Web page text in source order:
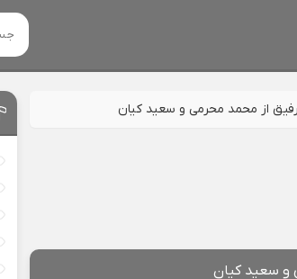
از محمد محرمی و سعید کیان
و سعید کیان